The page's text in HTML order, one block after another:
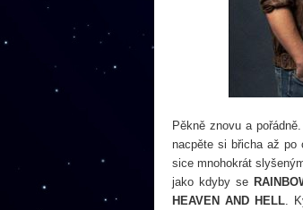
Pěkně znovu a
nacpěte si břicha až po
sice mnohokrát
jako kdyby se
HEAVEN AND HELL.